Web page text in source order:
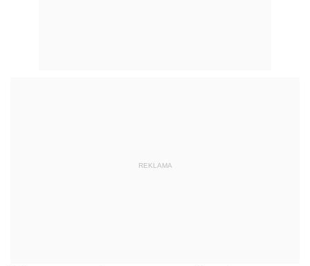
REKLAMA